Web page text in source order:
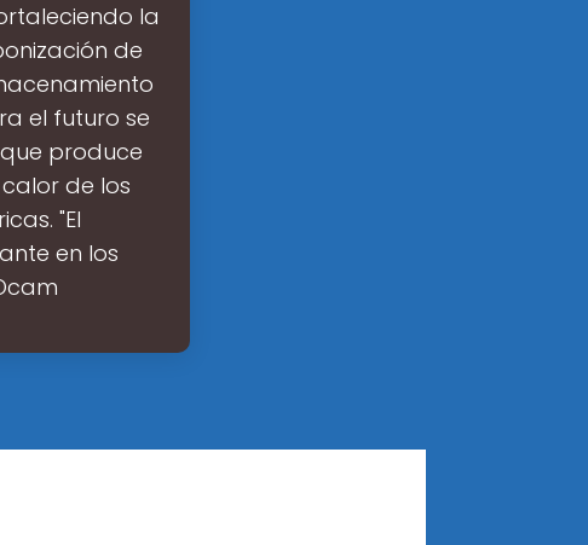
la
de
el futuro se
produce
de los
"El
en los